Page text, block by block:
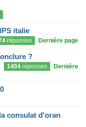
italie
réponses Dernière page
?
1404 réponses
Dernière
consulat d'oran